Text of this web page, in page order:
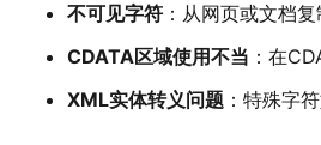
不可见字符 ：从网页或文档
CDATA区域使用不当 ：在
XML实体转义问题 ：特殊字